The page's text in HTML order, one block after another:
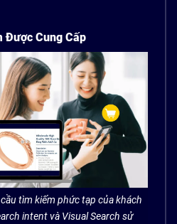
Được Cung Cấp
tìm kiếm phức tạp của khách
intent và Visual Search sử